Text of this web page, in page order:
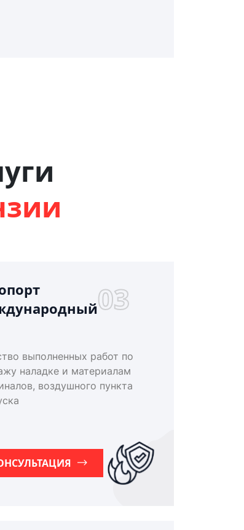
03
выполненных работ по
наладке и материалам
воздушного пункта